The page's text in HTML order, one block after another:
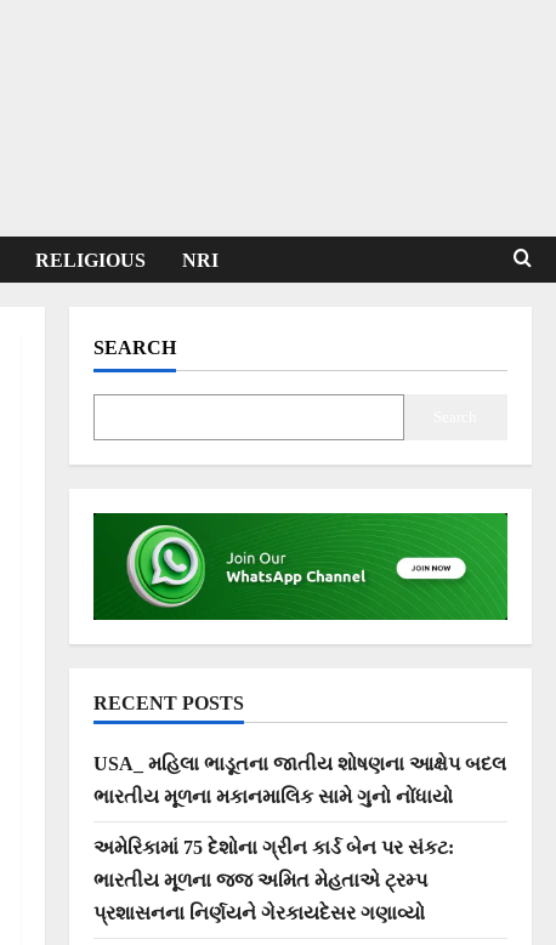
RELIGIOUS NRI
SEARCH
RECENT POSTS
USA_ મહિલા ભાડૂતના જાતીય શોષણના આક્ષેપ બદલ
ભારતીય મૂળના મકાનમાલિક સામે ગુનો નોંધાયો
અમેરિકામાં 75 દેશોના ગ્રીન કાર્ડ બેન પર સંકટ:
ભારતીય મૂળના જજ અમિત મેહતાએ ટ્રમ્પ
પ્રશાસનના નિર્ણયને ગેરકાયદેસર ગણાવ્યો